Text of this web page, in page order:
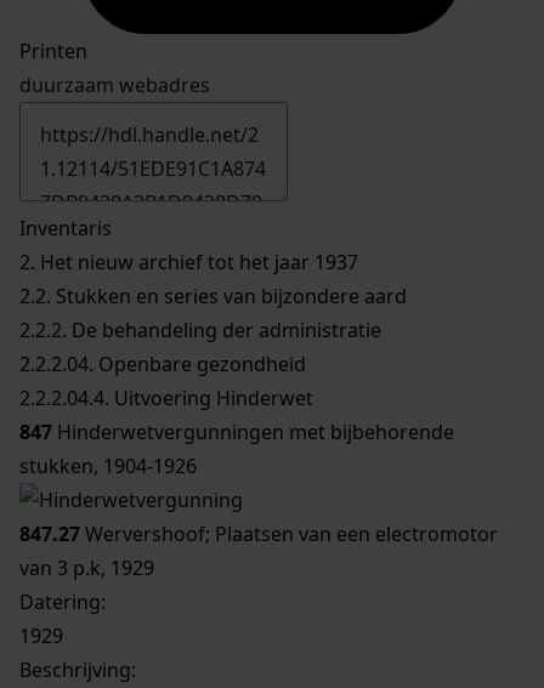
Printen
duurzaam webadres
Inventaris
2. Het nieuw archief tot het jaar 1937
2.2. Stukken en series van bijzondere aard
2.2.2. De behandeling der administratie
2.2.2.04. Openbare gezondheid
2.2.2.04.4. Uitvoering Hinderwet
847 Hinderwetvergunningen met bijbehorende
stukken, 1904-1926
847.27Wervershoof; Plaatsen van een electromotor
van 3 p.k, 1929
Datering:
1929
Beschrijving: